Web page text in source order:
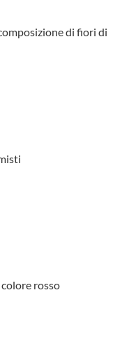
di fiori di
rosso